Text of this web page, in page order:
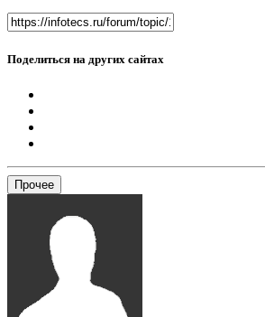
Поделиться на других сайтах
Прочее